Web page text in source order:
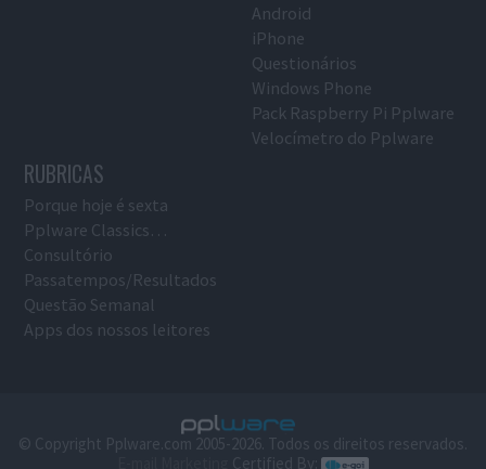
Android
iPhone
Questionários
Windows Phone
Pack Raspberry Pi Pplware
Velocímetro do Pplware
RUBRICAS
Porque hoje é sexta
Pplware Classics…
Consultório
Passatempos/Resultados
Questão Semanal
Apps dos nossos leitores
© Copyright Pplware.com 2005-2026. Todos os direitos reservados.
Certified By: